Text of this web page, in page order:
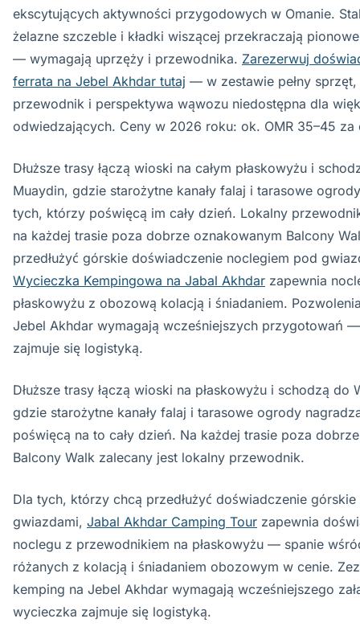
ekscytujących aktywności przygodowych w Omanie.
żelazne szczeble i kładki wiszącej przekraczają
— wymagają uprzęży i przewodnika. Zarezerwuj
ferrata na Jebel Akhdar tutaj — w zestawie pełny
przewodnik i perspektywa wąwozu niedostępna dla
odwiedzających. Ceny w 2026 roku: ok. OMR 35–45 za
Dłuższe trasy łączą wioski na całym płaskowyżu i
Muaydin, gdzie starożytne kanały falaj i tarasowe
tych, którzy poświęcą im cały dzień. Lokalny
na każdej trasie poza dobrze oznakowanym Balcony
przedłużyć górskie doświadczenie noclegiem pod
Wycieczka Kempingowa na Jabal Akhdar zapewnia
płaskowyżu z obozową kolacją i śniadaniem.
Jebel Akhdar wymagają wcześniejszych przygotowań
zajmuje się logistyką.
Dłuższe trasy łączą wioski na płaskowyżu i schodzą do
gdzie starożytne kanały falaj i tarasowe ogrody
poświęcą na to cały dzień. Na każdej trasie poza
Balcony Walk zalecany jest lokalny przewodnik.
Dla tych, którzy chcą przedłużyć doświadczenie
gwiazdami, Jabal Akhdar Camping Tour zapewnia
noclegu z przewodnikiem na płaskowyżu — spanie
różanych z kolacją i śniadaniem obozowym w cenie.
kemping na Jebel Akhdar wymagają wcześniejszego
wycieczka zajmuje się logistyką.